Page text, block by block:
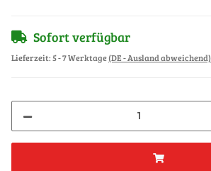
Sofort verfügbar
Lieferzeit:5 - 7 Werktage(DE - Ausland abweichend)